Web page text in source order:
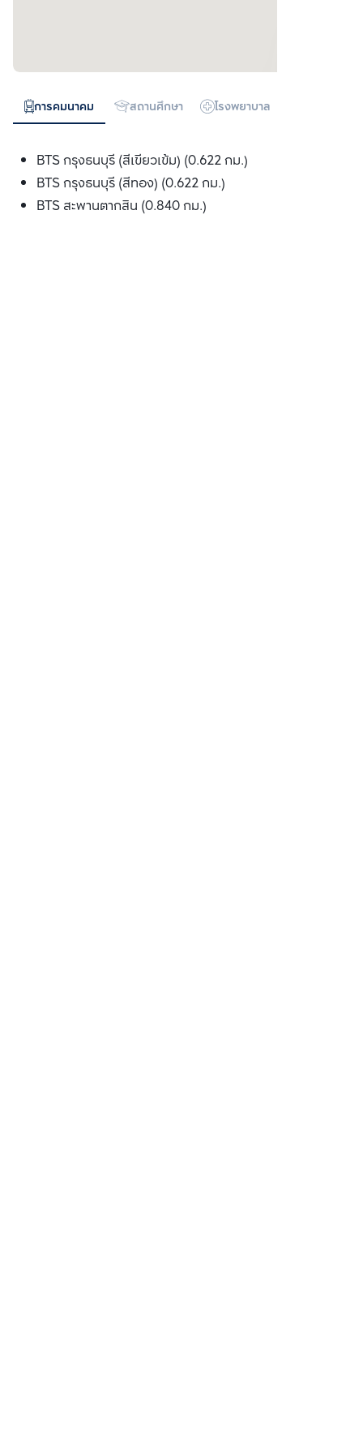
การคมนาคม สถานศึกษา โรงพยาบาล
BTS กรุงธนบุรี (สีเขียวเข้ม) (0.622 กม.)
BTS กรุงธนบุรี (สีทอง) (0.622 กม.)
BTS สะพานตากสิน (0.840 กม.)